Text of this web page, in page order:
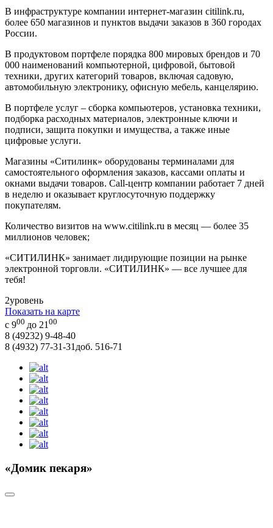
В инфраструктуре компании интернет-магазин citilink.ru,
более 650 магазинов и пунктов выдачи заказов в 360 городах
России.
В продуктовом портфеле порядка 800 мировых брендов и 70
000 наименований компьютерной, цифровой, бытовой
техники, других категорий товаров, включая садовую,
автомобильную электронику, офисную мебель, канцелярию.
В портфеле услуг – сборка компьютеров, установка техники,
подборка расходных материалов, электронные ключи и
подписи, защита покупки и имущества, а также иные
цифровые услуги.
Магазины «Ситилинк» оборудованы терминалами для
самостоятельного оформления заказов, кассами оплаты и
окнами выдачи товаров. Сall-центр компании работает 7 дней
в неделю и оказывает круглосуточную поддержку
покупателям.
Количество визитов на www.citilink.ru в месяц — более 35
миллионов человек;
«СИТИЛИНК» занимает лидирующие позиции на рынке
электронной торговли. «СИТИЛИНК» — все лучшее для
тебя!
2уровень
Показать на карте
с 900 до 21 00
8 (49232) 9-48-40
8 (4932) 77-31-31 доб. 516-71
«Домик пекаря»